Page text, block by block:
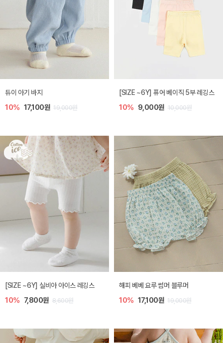
듀이 아기 바지
10% 17,100원 19,000원
[SIZE ~6Y] 퓨어 베이직 5부 레깅스
10% 9,000원 10,000원
[SIZE ~6Y] 실비아 아이스 레깅스
10% 7,800원 8,600원
해피 베베 요루 썸머 블루머
10% 17,100원 19,000원